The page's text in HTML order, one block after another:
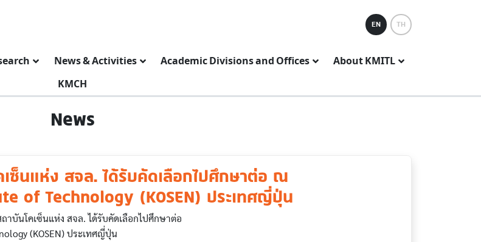
EN TH
News & Activities Academic Divisions and Offices
About KMITL
KMCH
News
ซ็นแห่ง สจล. ได้รับคัดเลือกไปศึกษาต่อ ณ
of Technology (KOSEN) ประเทศญี่ปุ่น
บันโคเซ็นแห่ง สจล. ได้รับคัดเลือกไปศึกษาต่อ
(KOSEN) ประเทศญี่ปุ่น